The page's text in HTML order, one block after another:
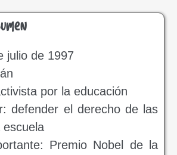
julio de 1997
por la educación
defender el derecho de las
escuela
Premio Nobel de la